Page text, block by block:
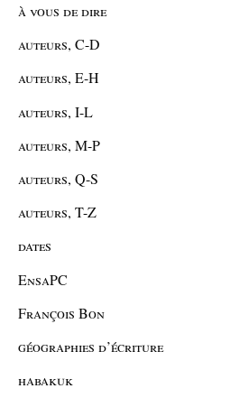
à vous de dire
auteurs, C-D
auteurs, E-H
auteurs, I-L
auteurs, M-P
auteurs, Q-S
auteurs, T-Z
dates
EnsaPC
François Bon
géographies d’écriture
habakuk